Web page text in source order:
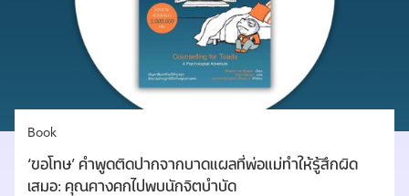
Book
‘ขอโทษ’ คำพูดติดปากจากบาดแผลที่พ่อแม่ทำให้รู้สึกผิด
เสมอ: คุณคางคกไปพบนักจิตบำบัด